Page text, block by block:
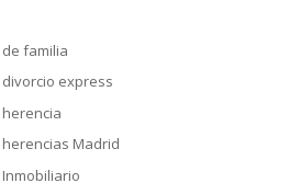
familia
express
Madrid